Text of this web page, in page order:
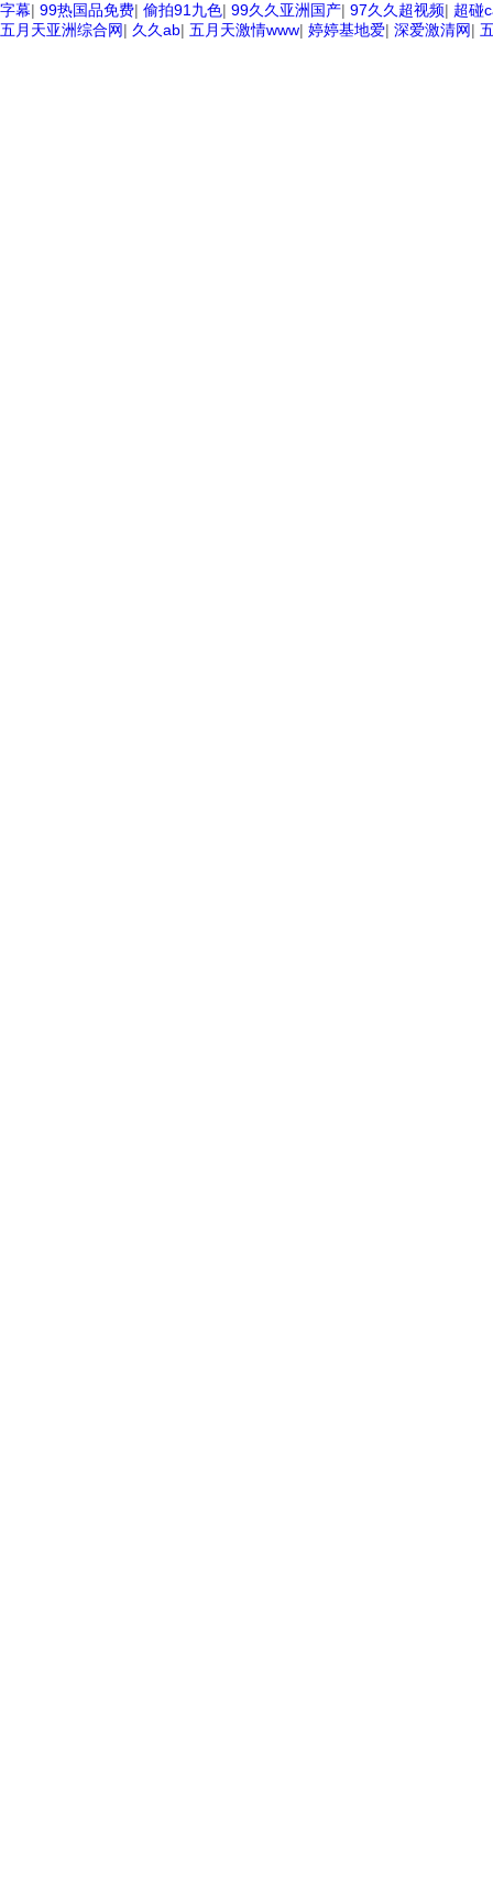
字幕| 99热国品免费| 偷拍91九色| 99久久亚洲国产| 97久久超视频| 超碰
五月天亚洲综合网| 久久ab| 五月天激情www| 婷婷基地爱| 深爱激清网|